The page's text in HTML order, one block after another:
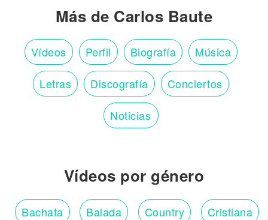
Más de Carlos Baute
Vídeos Perfil Biografía Música
Letras Discografía Conciertos
Noticias
Vídeos por género
Bachata Balada Country Cristiana